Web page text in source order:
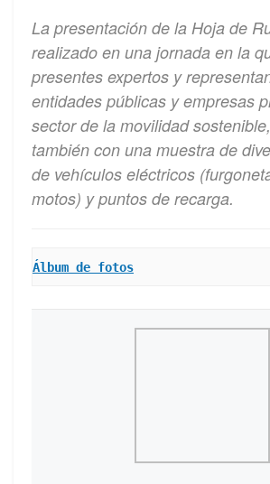
La presentación de la Hoja de
realizado en una jornada en la
presentes expertos y
entidades públicas y empresas
sector de la movilidad
también con una muestra de
de vehículos eléctricos
motos) y puntos de recarga.
Álbum de fotos